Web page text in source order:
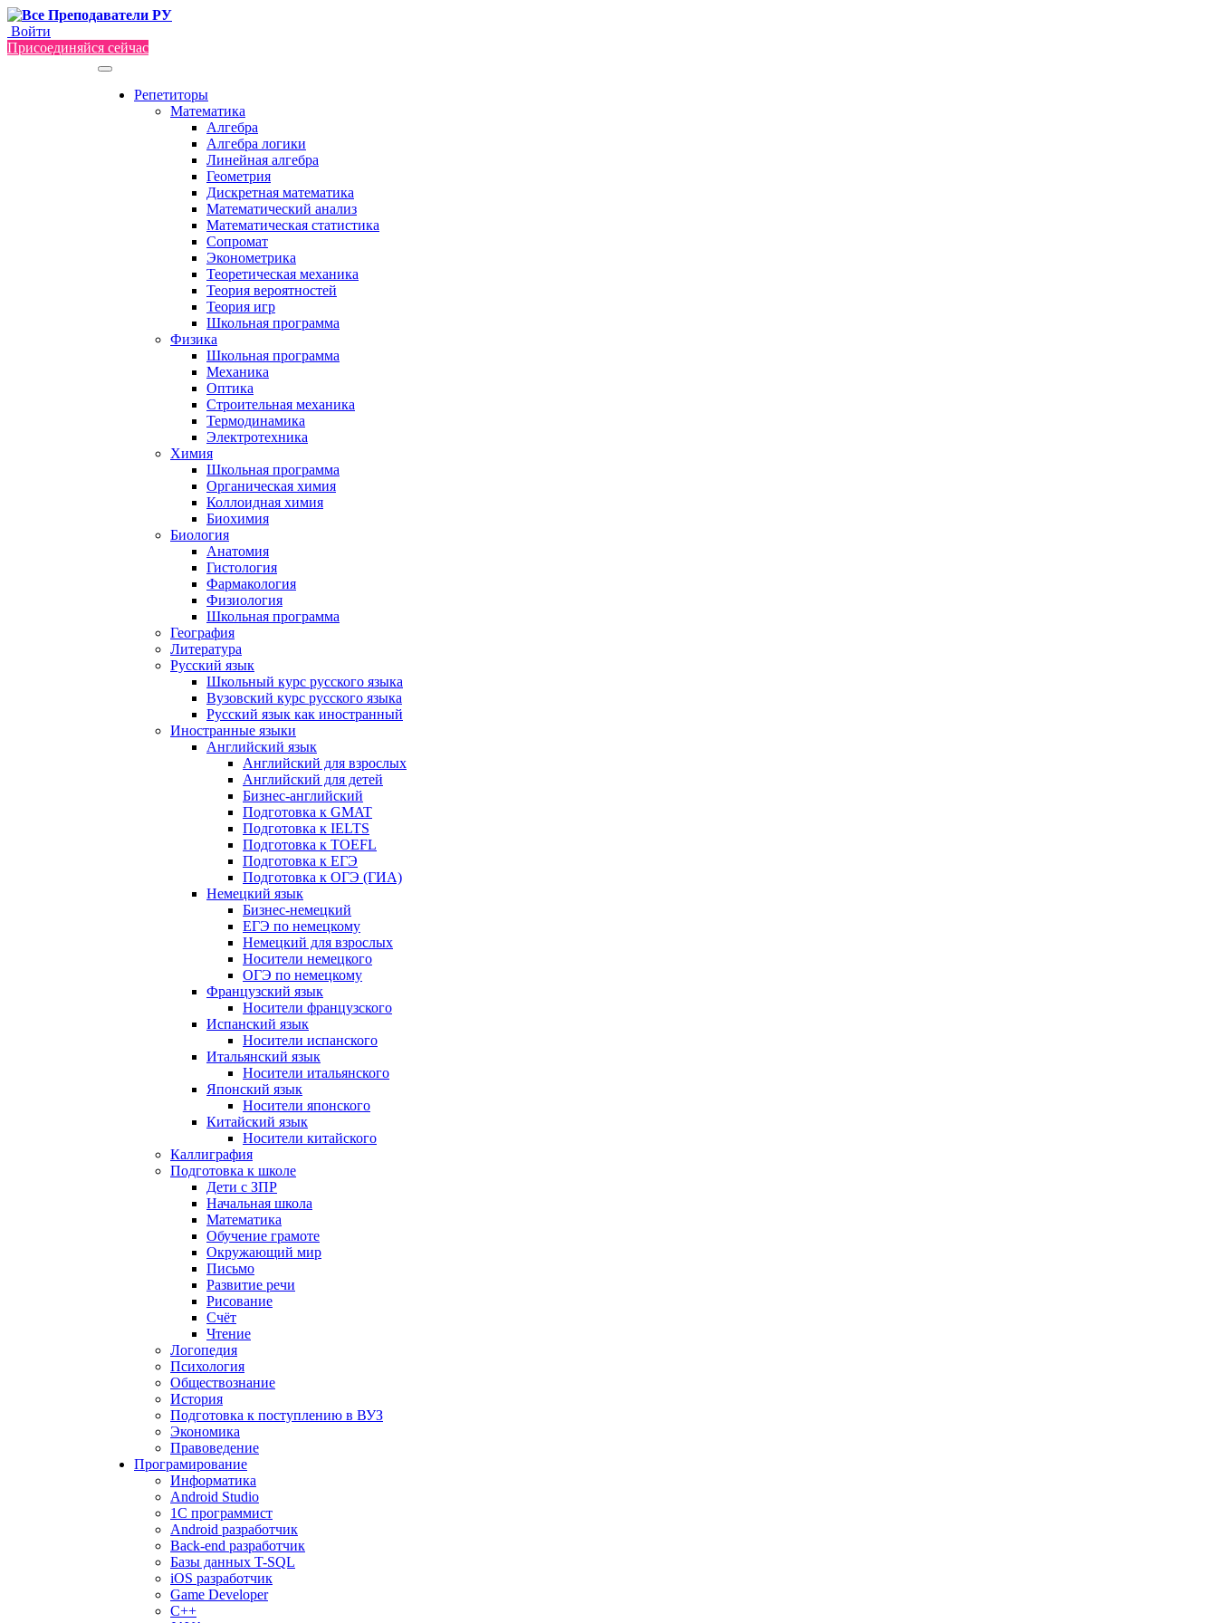
Войти
Присоединяйся сейчас
Репетиторы
Математика
Алгебра
Алгебра логики
Линейная алгебра
Геометрия
Дискретная математика
Математический анализ
Математическая статистика
Сопромат
Эконометрика
Теоретическая механика
Теория вероятностей
Теория игр
Школьная программа
Физика
Школьная программа
Механика
Оптика
Строительная механика
Термодинамика
Электротехника
Химия
Школьная программа
Органическая химия
Коллоидная химия
Биохимия
Биология
Анатомия
Гистология
Фармакология
Физиология
Школьная программа
География
Литература
Русский язык
Школьный курс русского языка
Вузовский курс русского языка
Русский язык как иностранный
Иностранные языки
Английский язык
Английский для взрослых
Английский для детей
Бизнес-английский
Подготовка к GMAT
Подготовка к IELTS
Подготовка к TOEFL
Подготовка к ЕГЭ
Подготовка к ОГЭ (ГИА)
Немецкий язык
Бизнес-немецкий
ЕГЭ по немецкому
Немецкий для взрослых
Носители немецкого
ОГЭ по немецкому
Французский язык
Носители французского
Испанский язык
Носители испанского
Итальянский язык
Носители итальянского
Японский язык
Носители японского
Китайский язык
Носители китайского
Каллиграфия
Подготовка к школе
Дети с ЗПР
Начальная школа
Математика
Обучение грамоте
Окружающий мир
Письмо
Развитие речи
Рисование
Счёт
Чтение
Логопедия
Психология
Обществознание
История
Подготовка к поступлению в ВУЗ
Экономика
Правоведение
Програмирование
Информатика
Android Studio
1C программист
Android разработчик
Back-end разработчик
Базы данных T-SQL
iOS разработчик
Game Developer
C++